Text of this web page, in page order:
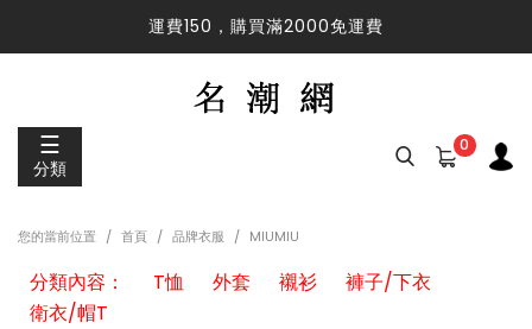
運費150，購買滿2000免運費
運費150，購買滿2000免運費
☰
分類
0
您的當前位置 首頁 品牌衣服 MIUMIU
分類內容： T恤 外套 襯衫
褲子/下衣
衛衣/帽T